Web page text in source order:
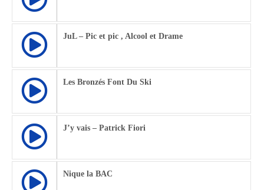
JuL – Pic et pic , Alcool et Drame
Les Bronzés Font Du Ski
J’y vais – Patrick Fiori
Nique la BAC